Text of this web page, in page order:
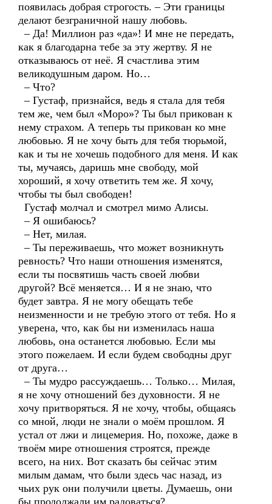
появилась добрая строгость. – Эти границы
делают безграничной нашу любовь.
– Да! Миллион раз «да»! И мне не передать,
как я благодарна тебе за эту жертву. Я не
отказываюсь от неё. Я счастлива этим
великодушным даром. Но…
– Что?
– Густаф, признайся, ведь я стала для тебя
тем же, чем был «Моро»? Ты был прикован к
нему страхом. А теперь ты прикован ко мне
любовью. Я не хочу быть для тебя тюрьмой,
как и ты не хочешь подобного для меня. И как
ты, мучаясь, даришь мне свободу, мой
хороший, я хочу ответить тем же. Я хочу,
чтобы ты был свободен!
Густаф молчал и смотрел мимо Алисы.
– Я ошибаюсь?
– Нет, милая.
– Ты переживаешь, что может возникнуть
ревность? Что наши отношения изменятся,
если ты посвятишь часть своей любви
другой? Всё меняется… И я не знаю, что
будет завтра. Я не могу обещать тебе
неизменности и не требую этого от тебя. Но я
уверена, что, как бы ни изменилась наша
любовь, она останется любовью. Если мы
этого пожелаем. И если будем свободны друг
от друга…
– Ты мудро рассуждаешь… Только… Милая,
я не хочу отношений без духовности. Я не
хочу притворяться. Я не хочу, чтобы, общаясь
со мной, люди не знали о моём прошлом. Я
устал от лжи и лицемерия. Но, похоже, даже в
твоём мире отношения строятся, прежде
всего, на них. Вот сказать бы сейчас этим
милым дамам, что были здесь час назад, из
чьих рук они получили цветы. Думаешь, они
бы продолжали им радоваться?